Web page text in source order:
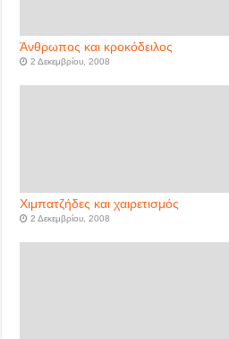
Άνθρωπος και κροκόδειλος
2 Δεκεμβρίου, 2008
Χιμπατζήδες και χαιρετισμός
2 Δεκεμβρίου, 2008